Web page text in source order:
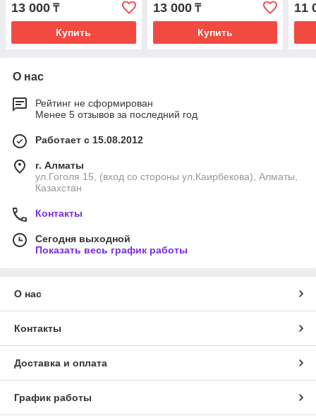
13 000 ₸
Купить
13 000₸
Купить
11
О нас
Рейтинг не сформирован
Менее 5 отзывов за последний год
Работает с 15.08.2012
г. Алматы
ул.Гоголя 15, (вход со стороны ул.Каирбекова), Алматы,
Казахстан
Контакты
Сегодня выходной
Показать весь график работы
О нас
Контакты
Доставка и оплата
График работы